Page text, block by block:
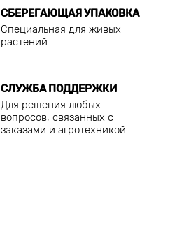
СБЕРЕГАЮЩАЯ УПАКОВКА
Специальная для живых
растений
СЛУЖБА ПОДДЕРЖКИ
Для решения любых
вопросов, связанных с
заказами и агротехникой